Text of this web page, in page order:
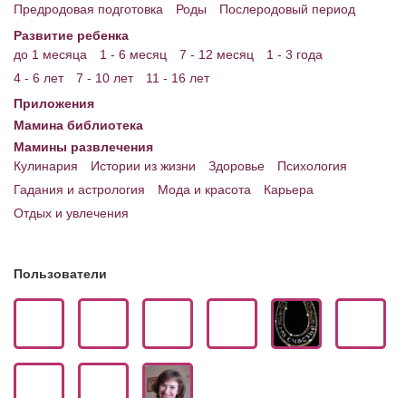
Предродовая подготовка
Роды
Послеродовый период
Развитие ребенка
до 1 месяца
1 - 6 месяц 7 - 12 месяц
1 - 3 года
4 - 6 лет
7 - 10 лет
11 - 16 лет
Приложения
Мамина библиотека
Мамины развлечения
Кулинария
Истории из жизни Здоровье
Психология
Гадания и астрология
Мода и красота
Карьера
Отдых и увлечения
Пользователи